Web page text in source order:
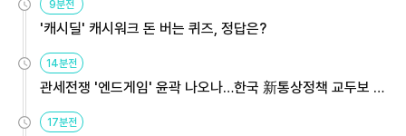
9분전
'캐시딜' 캐시워크 돈 버는 퀴즈, 정답은?
14분전
관세전쟁 '엔드게임' 윤곽 나오나…한국 新통상정책 교두보 활
17분전